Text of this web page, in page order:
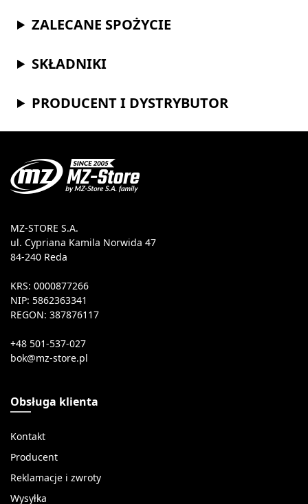
ZALECANE SPOŻYCIE
SKŁADNIKI
PRODUCENT I DYSTRYBUTOR
MZ-STORE S.A.
ul. Cypriana Kamila Norwida 47
84-240 Reda
KRS: 0000877266
NIP: 5862363341
REGON: 387876117
+48 501-537-027
Obsługa klienta
Kontakt
Producent
Reklamacje i zwroty
Wysyłka